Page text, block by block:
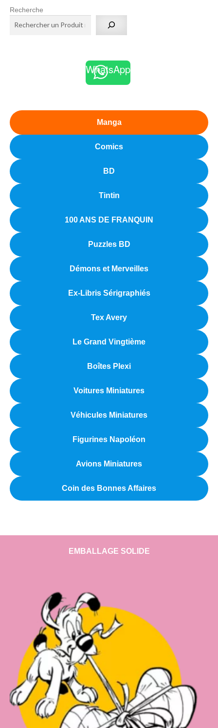
Recherche
WhatsApp
Manga
Comics
BD
Tintin
100 ANS DE FRANQUIN
Puzzles BD
Démons et Merveilles
Ex-Libris Sérigraphiés
Tex Avery
Le Grand Vingtième
Boîtes Plexi
Voitures Miniatures
Véhicules Miniatures
Figurines Napoléon
Avions Miniatures
Coin des Bonnes Affaires
EMBALLAGE SOLIDE